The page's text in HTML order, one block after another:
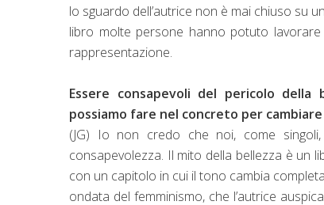
lo sguardo dell’autrice non è mai chiuso su
libro molte persone hanno potuto
rappresentazione.
Essere consapevoli del pericolo
possiamo fare nel concreto per
(JG) Io non credo che noi, come
consapevolezza. Il mito della bellezza è un
con un capitolo in cui il tono cambia
ondata del femminismo, che l’autrice